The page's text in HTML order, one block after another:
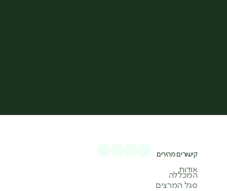
קישורים מהירים
אודות
המכללה
סגל המרצים